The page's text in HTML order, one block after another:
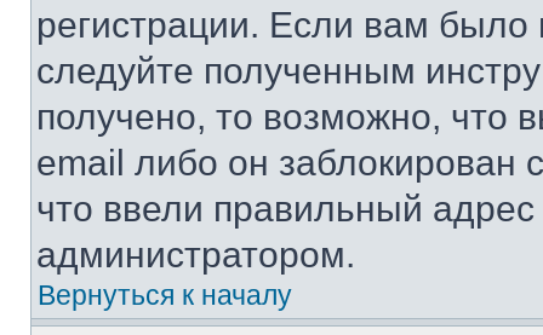
регистрации. Если вам
следуйте полученным
получено, то возможно, что
email либо он
что ввели правильный адрес
администратором.
Вернуться к началу